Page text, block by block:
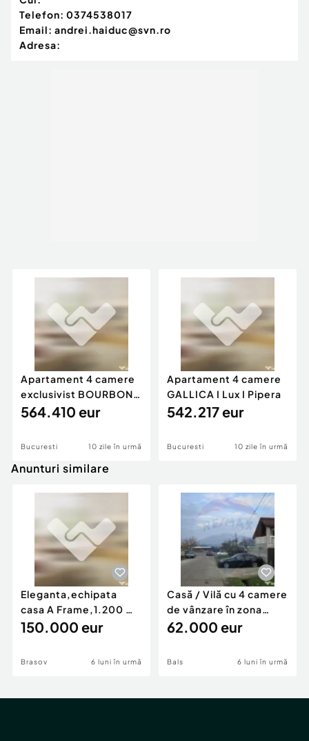
Telefon: 0374538017
Email: andrei.haiduc@svn.ro
Adresa:
Apartament 4 camere
exclusivist BOURBON
ROSE I Iancu Nicolae
564.410 eur
Bucuresti 10 zile în urmă
Apartament 4 camere
GALLICA I Lux I Pipera
542.217 eur
Bucuresti 10 zile în urmă
Anunturi similare
Eleganta,echipata
casa A Frame,1.200 mp
teren,deschidere Pia
150.000 eur
Brasov 6 luni în urmă
Casă / Vilă cu 4 camere
de vânzare în zona
Periferie
62.000 eur
Bals 6 luni în urmă